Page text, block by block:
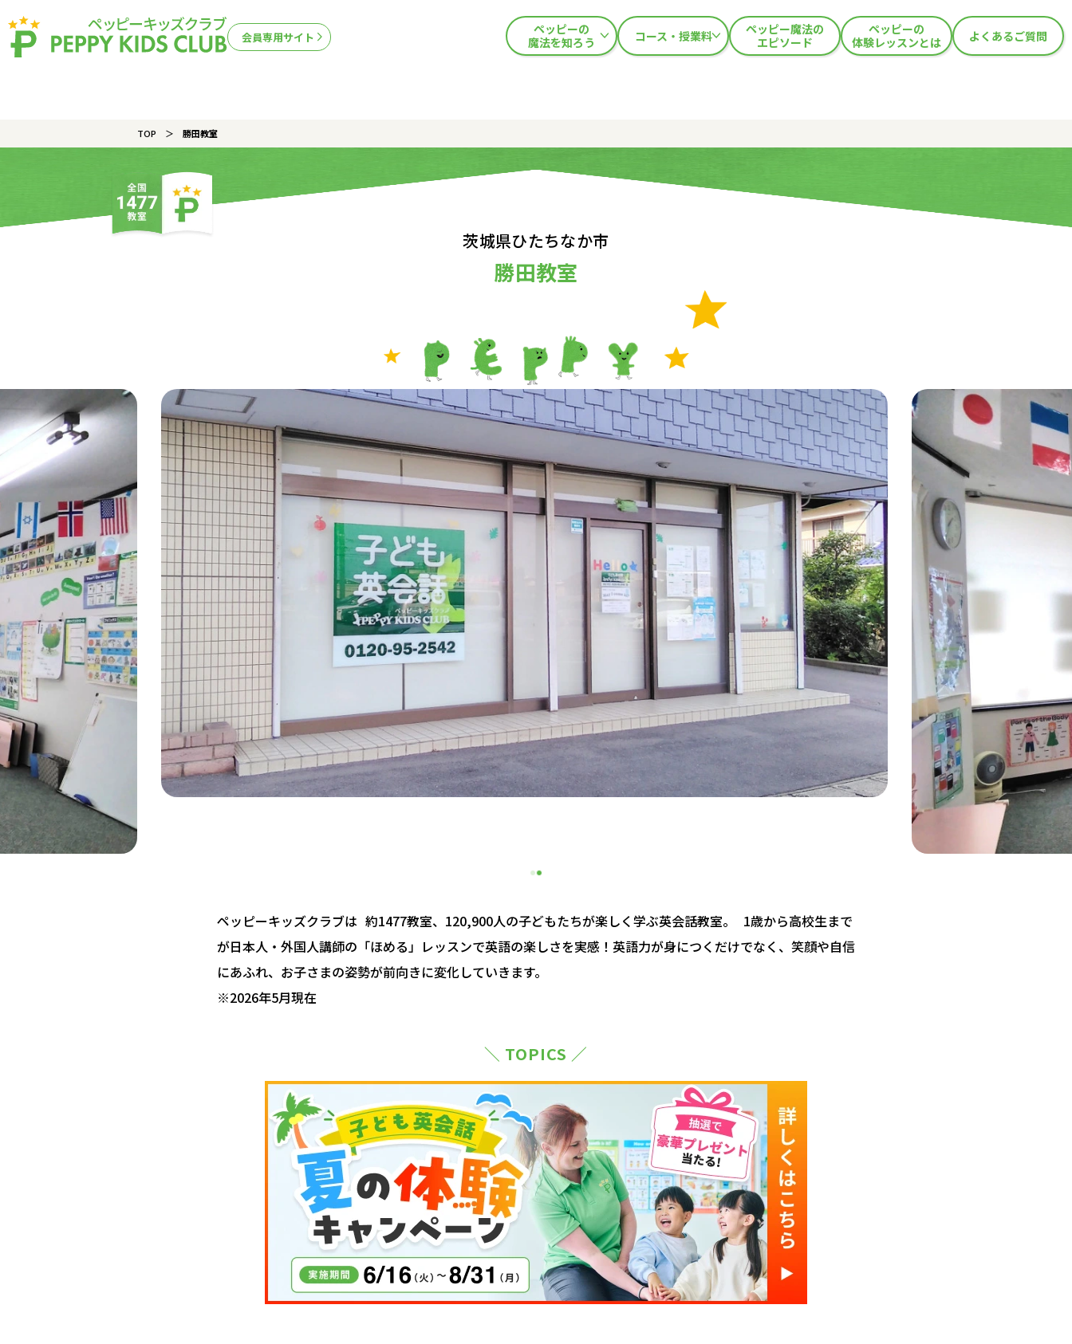
会員専用サイト
ペッピーの
魔法を知ろう
コース・授業料
ペッピー魔法の
エピソード
ペッピーの
体験レッスンとは
よくあるご質問
TOP 勝田教室
茨城県ひたちなか市
勝田教室
ペッピーキッズクラブは 約1477教室、120,900人の子どもたちが楽しく学ぶ英会話教室。 1歳から高校生まで
が日本人・外国人講師の「ほめる」レッスンで英語の楽しさを実感！英語力が身につくだけでなく、笑顔や自信
にあふれ、お子さまの姿勢が前向きに変化していきます。
※2026年5月現在
＼ TOPICS ／